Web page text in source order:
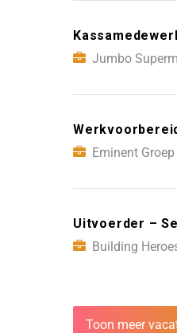
Jumbo
Eminent Groep
Uitvoerder –
Building
Toon meer